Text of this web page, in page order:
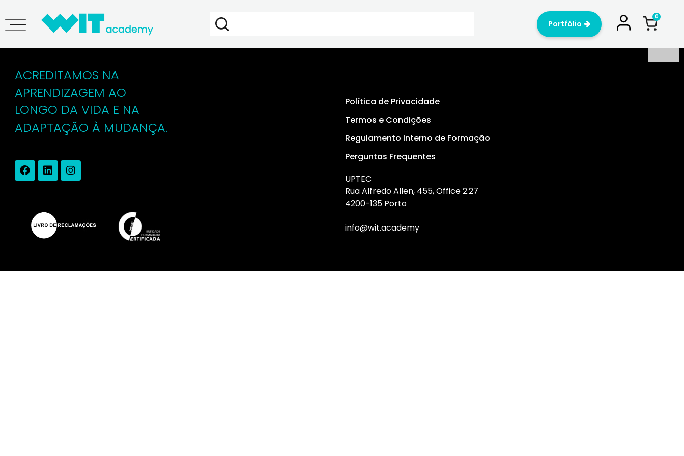
Portfólio
Nuno Moreira
ACREDITAMOS NA
APRENDIZAGEM AO
LONGO DA VIDA E NA
ADAPTAÇÃO À MUDANÇA.
Política de Privacidade
Termos e Condições
Regulamento Interno de Formação
Perguntas Frequentes
UPTEC
Rua Alfredo Allen, 455, Office 2.27
4200-135 Porto
info@wit.academy